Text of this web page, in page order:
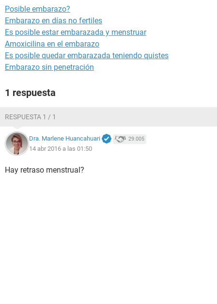
Posible embarazo?
Embarazo en días no fertiles
Es posible estar embarazada y menstruar
Amoxicilina en el embarazo
Es posible quedar embarazada teniendo quistes
Embarazo sin penetración
1 respuesta
RESPUESTA 1 / 1
Dra. Marlene Huancahuari 29.005
14 abr 2016 a las 01:50
Hay retraso menstrual?